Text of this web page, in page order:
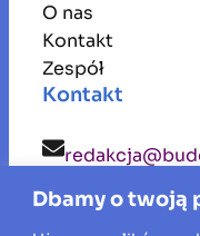
Dbamy o twoją
O nas
Kontakt
Zespół
Kontakt